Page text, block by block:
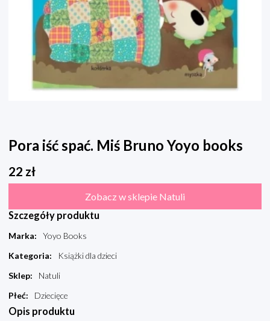
Pora iść spać. Miś Bruno Yoyo books
22 zł
Zobacz w sklepie Natuli
Szczegóły produktu
Marka:
Yoyo Books
Kategoria:
Książki dla dzieci
Sklep:
Natuli
Płeć: Dziecięce
Opis produktu